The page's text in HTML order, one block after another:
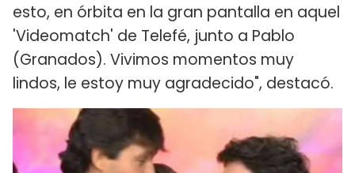
esto, en órbita en la gran pantalla en aquel
'Videomatch' de Telefé, junto a Pablo
(Granados). Vivimos momentos muy
lindos, le estoy muy agradecido", destacó.